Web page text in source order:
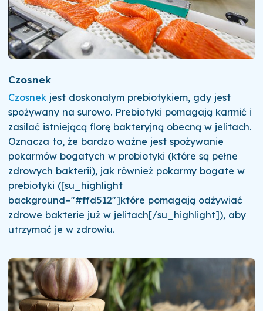
Czosnek
Czosnekjest doskonałym prebiotykiem, gdy jest
spożywany na surowo. Prebiotyki pomagają karmić i
zasilać istniejącą florę bakteryjną obecną w jelitach.
Oznacza to, że bardzo ważne jest spożywanie
pokarmów bogatych w probiotyki (które są pełne
zdrowych bakterii), jak również pokarmy bogate w
prebiotyki ([su_highlight
background="#ffd512"]które pomagają odżywiać
zdrowe bakterie już w jelitach[/su_highlight]), aby
utrzymać je w zdrowiu.